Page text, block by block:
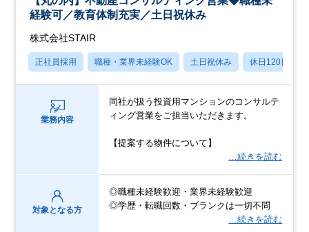
経験可／教育体制充実／土日祝休み
株式会社STAIR
正社員採用 職種・業界未経験OK 土日祝休み 休日120日以上
業務内容
同社が扱う投資用マンションのコンサルテ
ィング営業をご担当いただきます。
【提案する物件について】
…続きを読む
対象となる方
◎職種未経験歓迎・業界未経験歓迎
◎学歴・転職回数・ブランクは一切不問
…続きを読む